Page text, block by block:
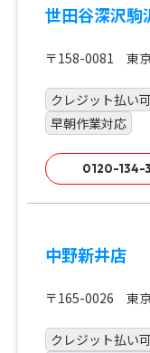
世田谷深沢駒
〒158-0081 東
クレジット払い可
早朝作業対応
0120-134-
中野新井店
〒165-0026 東
クレジット払い可